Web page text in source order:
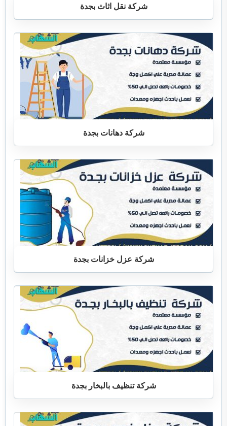
شركة نقل اثاث بجدة
شركة دهانات بجدة
شركة عزل خزانات بجدة
شركة تنظيف بالبخار بجدة